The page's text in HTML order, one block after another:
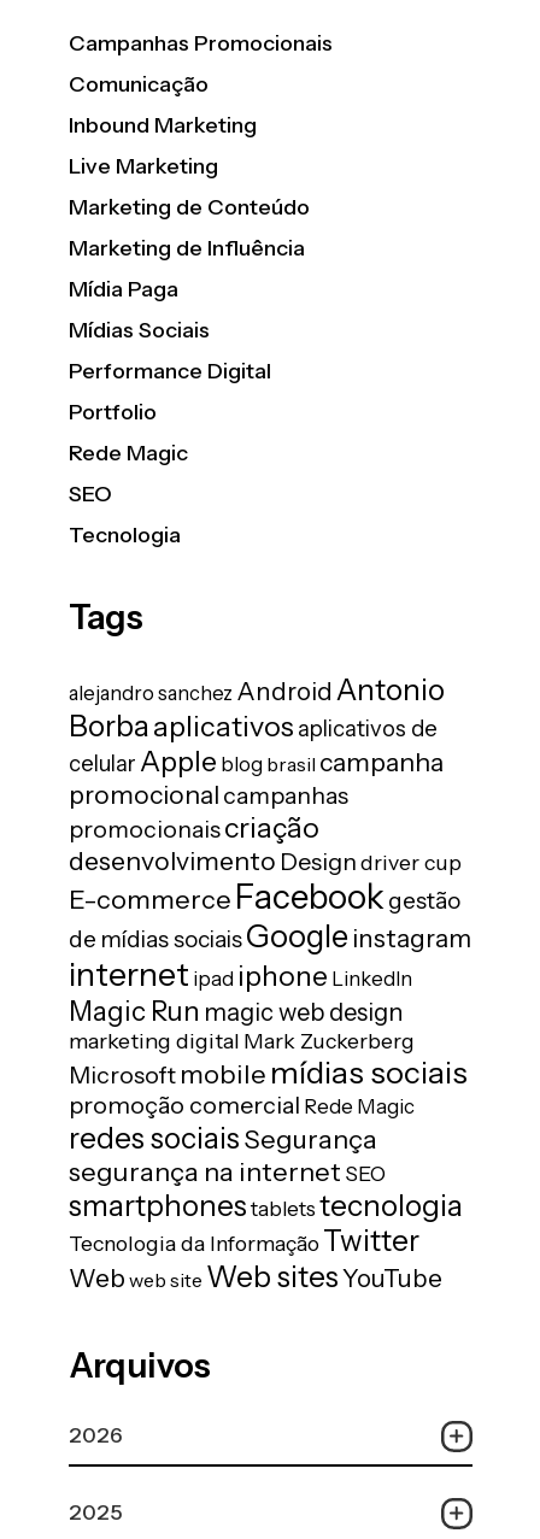
Campanhas Promocionais
Comunicação
Inbound Marketing
Live Marketing
Marketing de Conteúdo
Marketing de Influência
Mídia Paga
Mídias Sociais
Performance Digital
Portfolio
Rede Magic
SEO
Tecnologia
Tags
alejandro sanchez Android Antonio
Borba aplicativos aplicativos de
celular Apple blog brasil campanha
promocional campanhas
promocionaiscriação
desenvolvimento Designdriver cup
E-commerce Facebook gestão
de mídias sociaisGoogle instagram
internet ipad iphone LinkedIn
Magic Run magic web design
marketing digital Mark Zuckerberg
Microsoft mobile mídias sociais
promoção comercial Rede Magic
redes sociaisSegurança
segurança na internet SEO
smartphones tablets tecnologia
Tecnologia da Informação Twitter
Web web site Web sitesYouTube
Arquivos
2026
2025